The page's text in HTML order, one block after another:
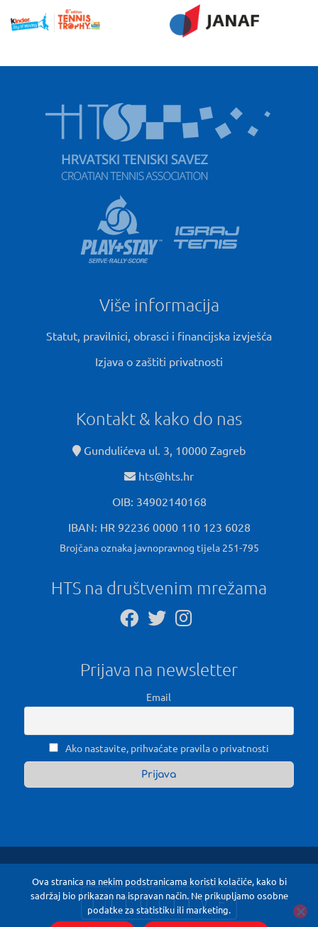
Više informacija
Statut, pravilnici, obrasci i financijska izvješća
Izjava o zaštiti privatnosti
Kontakt & kako do nas
Gundulićeva ul. 3, 10000 Zagreb
hts@hts.hr
OIB: 34902140168
IBAN: HR 92236 0000 110 123 6028
Brojčana oznaka javnopravnog tijela 251-795
HTS na društvenim mrežama
Prijava na newsletter
Email
Ako nastavite, prihvaćate pravila o privatnosti
Ova stranica na nekim podstranicama koristi kolačiće, kako bi
sadržaj bio prikazan na ispravan način. Ne prikupljamo osobne
podatke za statistiku ili marketing.